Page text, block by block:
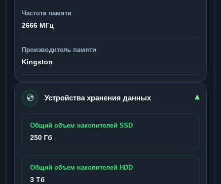
Частота памяти
2666 МГц
Производитель памяти
Kingston
💿 Устройства хранения данных ▾
Общий объем накопителей SSD
250 Гб
Общий объем накопителей HDD
3 Тб